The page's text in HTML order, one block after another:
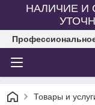
НАЛИЧИЕ И
Товары и